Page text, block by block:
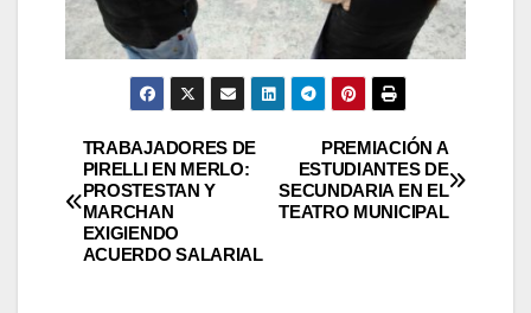
Navegación
de
entradas
PREMIACIÓN A
ESTUDIANTES DE
SECUNDARIA EN EL
TEATRO MUNICIPAL
TRABAJADORES DE
PIRELLI EN MERLO:
PROSTESTAN Y
MARCHAN
EXIGIENDO
ACUERDO SALARIAL